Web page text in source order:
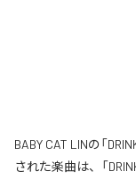
BABY CAT LINの「
された楽曲は、「